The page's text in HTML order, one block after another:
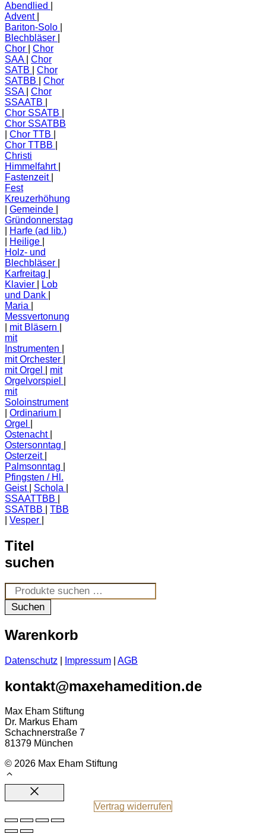
Abendlied
Advent
Bariton-Solo
Blechbläser
Chor
Chor
SAA
Chor
SATB
Chor
SATBB
Chor
SSA
Chor
SSAATB
Chor SSATB
Chor SSATBB
Chor TTB
Chor TTBB
Christi
Himmelfahrt
Fastenzeit
Fest
Kreuzerhöhung
Gemeinde
Gründonnerstag
Harfe (ad lib.)
Heilige
Holz- und
Blechbläser
Karfreitag
Klavier
Lob
und Dank
Maria
Messvertonung
mit Bläsern
mit
Instrumenten
mit Orchester
mit Orgel
mit
Orgelvorspiel
mit
Soloinstrument
Ordinarium
Orgel
Ostenacht
Ostersonntag
Osterzeit
Palmsonntag
Pfingsten / Hl.
Geist
Schola
SSAATTBB
SSATBB
TBB
Vesper
Titel
suchen
Suchen
nach:
Suchen
Warenkorb
Datenschutz Impressum AGB
kontakt@maxehamedition.de
Max Eham Stiftung
Dr. Markus Eham
Schachnerstraße 7
81379 München
© 2026 Max Eham Stiftung
Close Vertrag widerrufen